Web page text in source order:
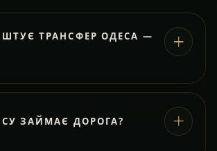
ТРАНСФЕР ОДЕСА —
ЗАЙМАЄ ДОРОГА?